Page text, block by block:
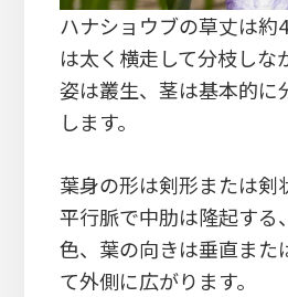
ハナショウブの草丈は約
は太く横走して分枝しな
姿は叢生、茎は基本的に
します。
葉身の形は剣形または剣
平行脈で中肋は隆起する
色、葉の向きは垂直また
て外側に広がります。